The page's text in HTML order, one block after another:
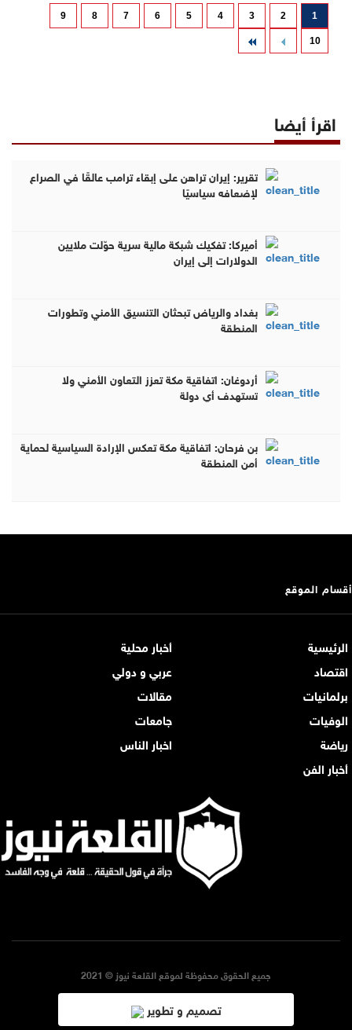
1
2
3
4
5
6
7
8
9
10
اقرأ أيضا
تقرير: إيران تراهن على إبقاء ترامب عالقًا في الصراع
لإضعافه سياسيًا
أميركا: تفكيك شبكة مالية سرية حوّلت ملايين
الدولارات إلى إيران
بغداد والرياض تبحثان التنسيق الأمني وتطورات
المنطقة
أردوغان: اتفاقية مكة تعزز التعاون الأمني ولا
تستهدف أي دولة
بن فرحان: اتفاقية مكة تعكس الإرادة السياسية لحماية
أمن المنطقة
أقسام الموقع
الرئيسية
أخبار محلية
اقتصاد
عربي و دولي
برلمانيات
مقالات
الوفيات
جامعات
رياضة
اخبار الناس
أخبار الفن
جميع الحقوق محفوظة لموقع القلعة نيوز © 2021
تصميم و تطوير